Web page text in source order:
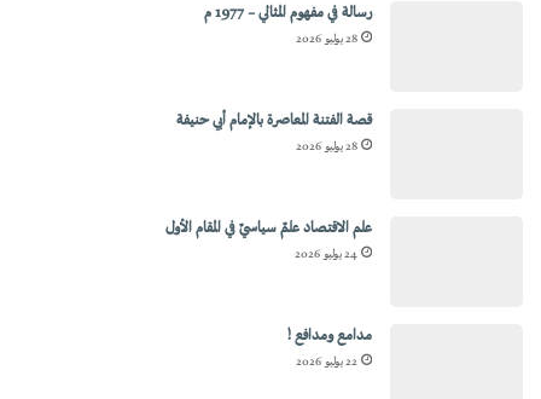
رسالة في مفهوم المثالي – 1977 م
28 يوليو 2026
قصة الفتنة المعاصرة بالإمام أبي حنيفة
28 يوليو 2026
علم الاقتصاد علمٌ سياسيٌ في المقام الأول
24 يوليو 2026
مدامع ومدافع !
22 يوليو 2026